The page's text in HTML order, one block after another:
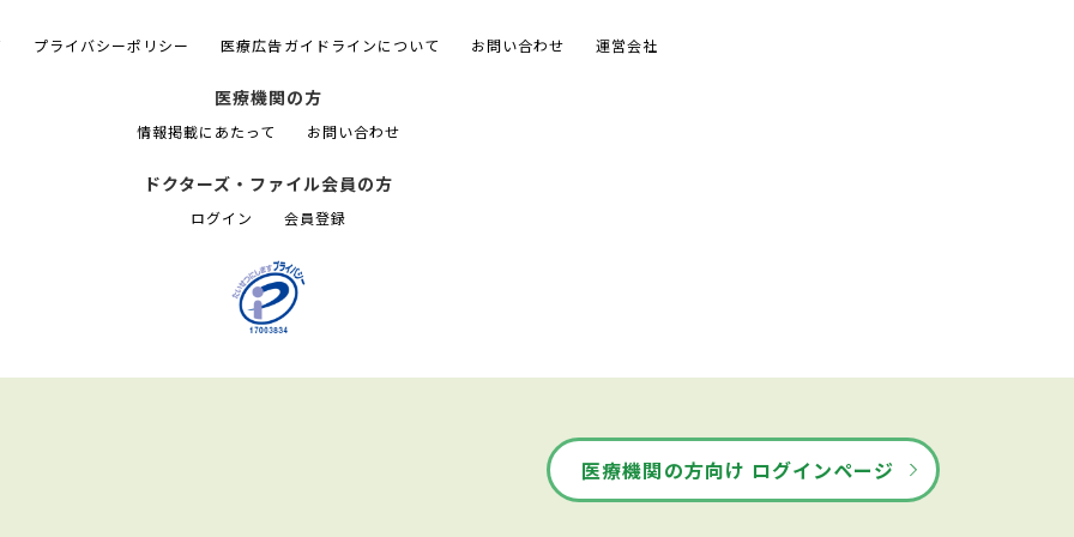
プライバシーポリシー 医療広告ガイドラインについて お問い合わせ 運営会社
医療機関の方
情報掲載にあたって お問い合わせ
ドクターズ・ファイル会員の方
ログイン 会員登録
医療機関の方向け ログインページ